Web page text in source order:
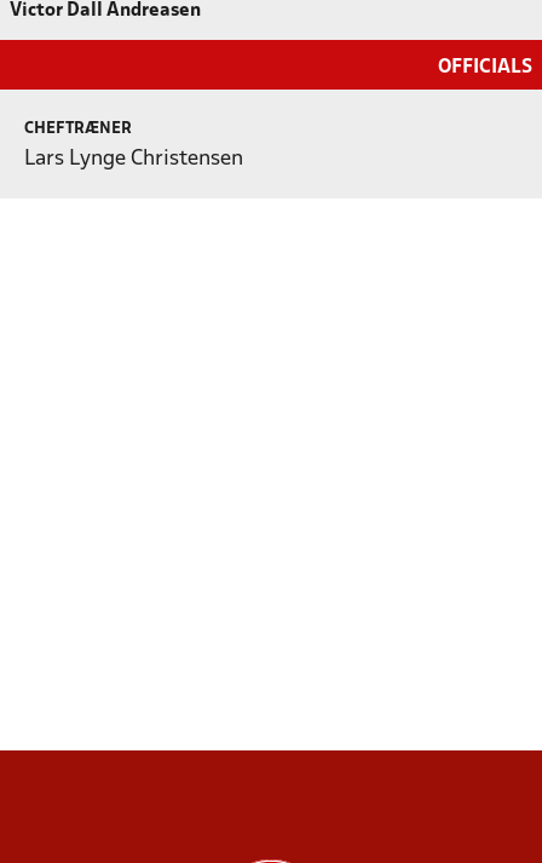
Victor Dall Andreasen
OFFICIALS
CHEFTRÆNER
Lars Lynge Christensen